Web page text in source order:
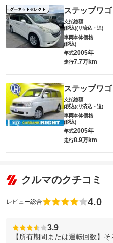
グーネットセレクト ステップワ
支払総額
(税込)(リ済込・追)
車両本体価格
(税込)
年式2005年
走行7.7万km
ステップワ
支払総額
(税込)(リ済込・追)
車両本体価格
(税込)
年式2005年
走行8.9万km
クルマのクチコミ
レビュー総合 4.0
3.9
【所有期間または運転回数】